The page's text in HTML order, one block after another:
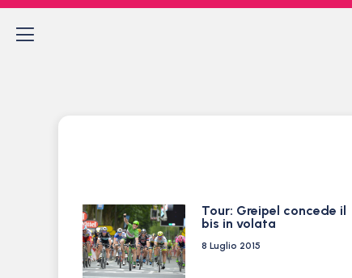
Tour: Greipel concede il
bis in volata
8 Luglio 2015